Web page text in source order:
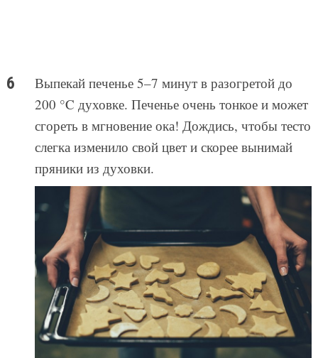
Выпекай печенье 5–7 минут в разогретой до
200 °C духовке. Печенье очень тонкое и может
сгореть в мгновение ока! Дождись, чтобы тесто
слегка изменило свой цвет и скорее вынимай
пряники из духовки.